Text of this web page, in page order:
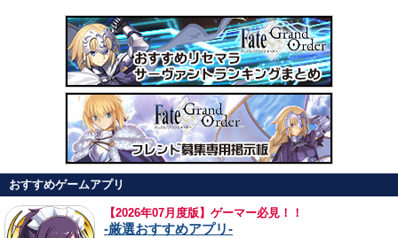
おすすめゲームアプリ
【2026年07月度版】ゲーマー必見！！
-厳選おすすめアプリ-